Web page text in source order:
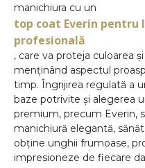
manichiura cu un
top coat Everin
profesională
, care va proteja culoarea
menținând aspectul
timp. Îngrijirea regulată a
baze potrivite și alegerea
premium, precum Everin,
manichiură elegantă,
obține unghii frumoase,
impresioneze de fiecare